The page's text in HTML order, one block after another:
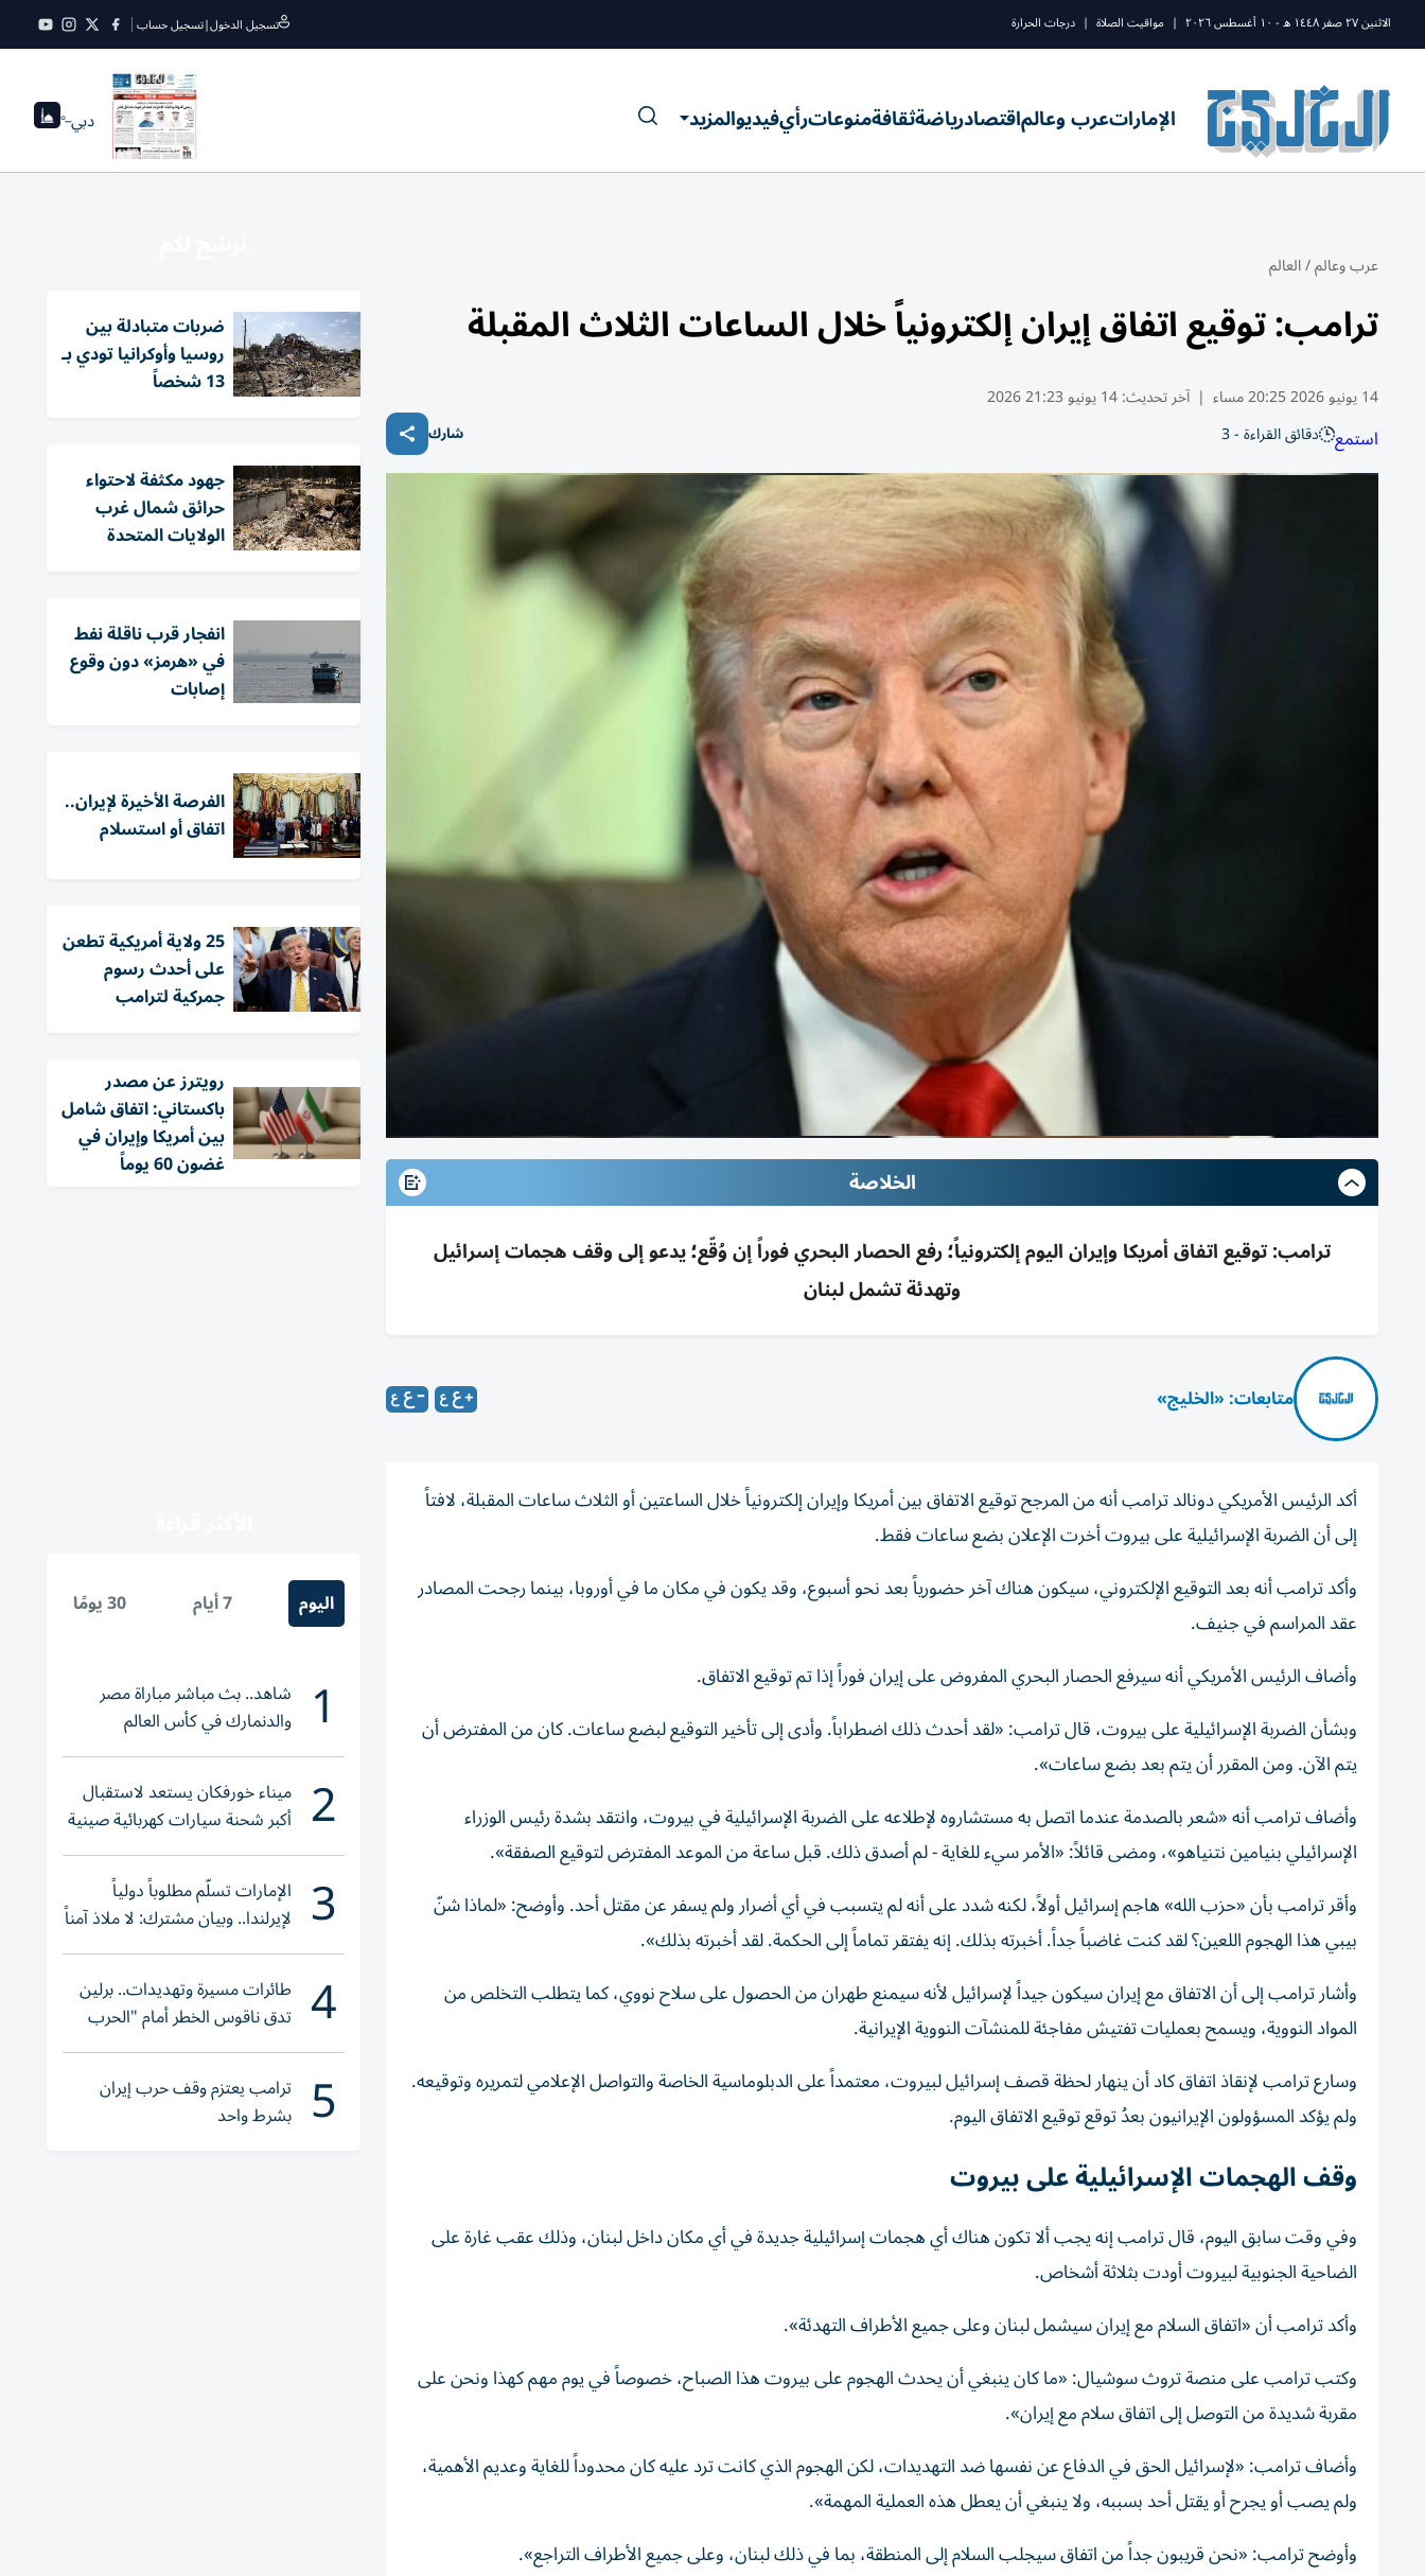
الاثنين ٢٧ صفر ١٤٤٨ ه - ١٠ أغسطس ٢٠٢٦ | مواقيت الصلاة | درجات الحرارة تسجيل الدخول|تسجيل حساب
الإماراتعرب وعالماقتصادرياضةثقافةمنوعاترأيفيديوالمزيد دبي--°
عرب وعالم/العالم
ترامب: توقيع اتفاق إيران إلكترونياً خلال الساعات الثلاث المقبلة
14 يونيو 2026 20:25 مساء | آخر تحديث:14 يونيو 21:23 2026
استمع دقائق القراءة - 3 شارك
الخلاصة
ترامب: توقيع اتفاق أمريكا وإيران اليوم إلكترونياً؛ رفع الحصار البحري فوراً إن وُقّع؛ يدعو إلى وقف هجمات إسرائيل
وتهدئة تشمل لبنان
متابعات: «الخليج»
أكد الرئيس الأمريكي دونالد ترامب أنه من المرجح توقيع الاتفاق بين أمريكا وإيران إلكترونياً خلال الساعتين أو الثلاث ساعات المقبلة، لافتاً
إلى أن الضربة الإسرائيلية على بيروت أخرت الإعلان بضع ساعات فقط.
وأكد ترامب أنه بعد التوقيع الإلكتروني، سيكون هناك آخر حضورياً بعد نحو أسبوع، وقد يكون في مكان ما في أوروبا، بينما رجحت المصادر
عقد المراسم في جنيف.
وأضاف الرئيس الأمريكي أنه سيرفع الحصار البحري المفروض على إيران فوراً إذا تم توقيع الاتفاق.
وبشأن الضربة الإسرائيلية على بيروت، قال ترامب: «لقد أحدث ذلك اضطراباً. وأدى إلى تأخير التوقيع لبضع ساعات. كان من المفترض أن
يتم الآن. ومن المقرر أن يتم بعد بضع ساعات».
وأضاف ترامب أنه «شعر بالصدمة عندما اتصل به مستشاروه لإطلاعه على الضربة الإسرائيلية في بيروت، وانتقد بشدة رئيس الوزراء
الإسرائيلي بنيامين نتنياهو»، ومضى قائلاً: «الأمر سيء للغاية - لم أصدق ذلك. قبل ساعة من الموعد المفترض لتوقيع الصفقة».
وأقر ترامب بأن «حزب الله» هاجم إسرائيل أولاً، لكنه شدد على أنه لم يتسبب في أي أضرار ولم يسفر عن مقتل أحد. وأوضح: «لماذا شنّ
بيبي هذا الهجوم اللعين؟ لقد كنت غاضباً جداً. أخبرته بذلك. إنه يفتقر تماماً إلى الحكمة. لقد أخبرته بذلك».
وأشار ترامب إلى أن الاتفاق مع إيران سيكون جيداً لإسرائيل لأنه سيمنع طهران من الحصول على سلاح نووي، كما يتطلب التخلص من
المواد النووية، ويسمح بعمليات تفتيش مفاجئة للمنشآت النووية الإيرانية.
وسارع ترامب لإنقاذ اتفاق كاد أن ينهار لحظة قصف إسرائيل لبيروت، معتمداً على الدبلوماسية الخاصة والتواصل الإعلامي لتمريره وتوقيعه.
ولم يؤكد المسؤولون الإيرانيون بعدُ توقع توقيع الاتفاق اليوم.
وقف الهجمات الإسرائيلية على بيروت
وفي وقت سابق اليوم، قال ترامب إنه يجب ألا تكون هناك أي هجمات إسرائيلية جديدة في أي مكان داخل لبنان، وذلك عقب غارة على
الضاحية الجنوبية لبيروت أودت بثلاثة أشخاص.
وأكد ترامب أن «اتفاق السلام مع إيران سيشمل لبنان وعلى جميع الأطراف التهدئة».
وكتب ترامب على منصة تروث سوشيال: «ما كان ينبغي أن يحدث الهجوم على بيروت هذا الصباح، خصوصاً في يوم مهم كهذا ونحن على
مقربة شديدة من التوصل إلى اتفاق سلام مع إيران».
وأضاف ترامب: «لإسرائيل الحق في الدفاع عن نفسها ضد التهديدات، لكن الهجوم الذي كانت ترد عليه كان محدوداً للغاية وعديم الأهمية،
ولم يصب أو يجرح أو يقتل أحد بسببه، ولا ينبغي أن يعطل هذه العملية المهمة».
وأوضح ترامب: «نحن قريبون جداً من اتفاق سيجلب السلام إلى المنطقة، بما في ذلك لبنان، وعلى جميع الأطراف التراجع».
ضربات متبادلة بين
روسيا وأوكرانيا تودي بـ
13 شخصاً
جهود مكثفة لاحتواء
حرائق شمال غرب
الولايات المتحدة
انفجار قرب ناقلة نفط
في «هرمز» دون وقوع
إصابات
الفرصة الأخيرة لإيران..
اتفاق أو استسلام
25 ولاية أمريكية تطعن
على أحدث رسوم
جمركية لترامب
‏رويترز عن مصدر
باكستاني: اتفاق شامل
بين أمريكا وإيران في
غضون 60 يوماً
اليوم 7 أيام 30 يومًا
1 شاهد.. بث مباشر مباراة مصر
والدنمارك في كأس العالم
للناشئات
2 ميناء خورفكان يستعد لاستقبال
أكبر شحنة سيارات كهربائية صينية
3 الإمارات تسلّم مطلوباً دولياً
لإيرلندا.. وبيان مشترك: لا ملاذ آمناً
للجريمة المنظمة
4 طائرات مسيرة وتهديدات.. برلين
تدق ناقوس الخطر أمام "الحرب
الهجينة"
5 ترامب يعتزم وقف حرب إيران
بشرط واحد